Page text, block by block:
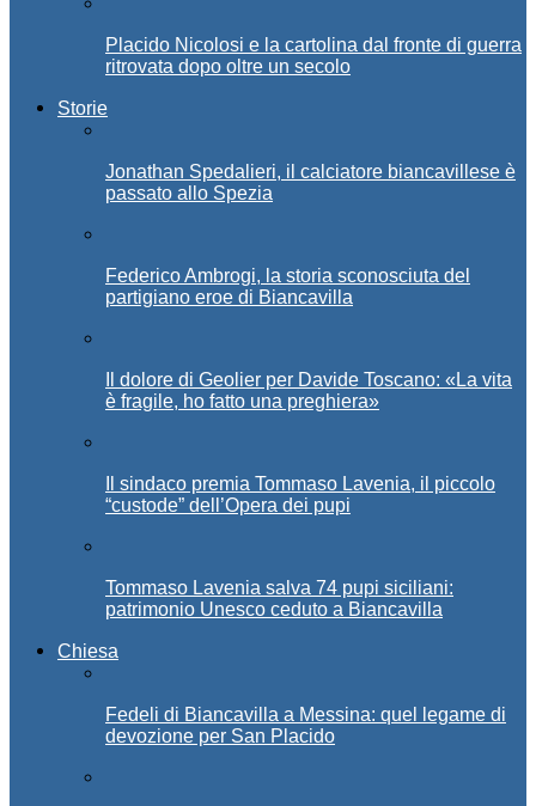
Placido Nicolosi e la cartolina dal fronte di guerra
ritrovata dopo oltre un secolo
Storie
Jonathan Spedalieri, il calciatore biancavillese è
passato allo Spezia
Federico Ambrogi, la storia sconosciuta del
partigiano eroe di Biancavilla
Il dolore di Geolier per Davide Toscano: «La vita
è fragile, ho fatto una preghiera»
Il sindaco premia Tommaso Lavenia, il piccolo
“custode” dell’Opera dei pupi
Tommaso Lavenia salva 74 pupi siciliani:
patrimonio Unesco ceduto a Biancavilla
Chiesa
Fedeli di Biancavilla a Messina: quel legame di
devozione per San Placido